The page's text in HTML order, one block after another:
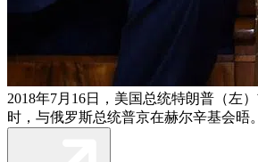
2018年7月16日，美国总统特朗普（左
时，与俄罗斯总统普京在赫尔辛基会晤